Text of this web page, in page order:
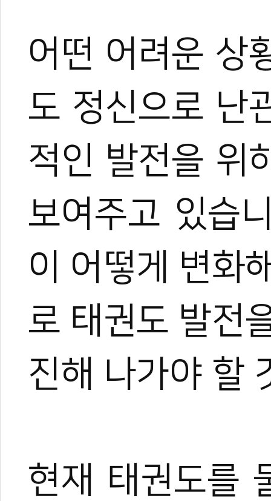
어떤 어려운 상
도 정신으로 난
적인 발전을 위
보여주고 있습
이 어떻게 변화
로 태권도 발전
진해 나가야 할
현재 태권도를